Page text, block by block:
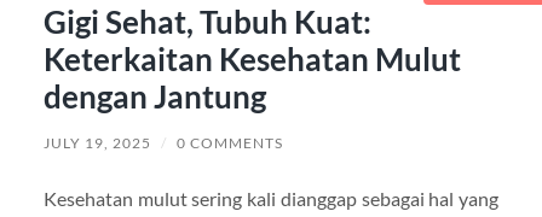
Gigi Sehat, Tubuh Kuat:
Keterkaitan Kesehatan Mulut
dengan Jantung
JULY 19, 2025 / 0 COMMENTS
Kesehatan mulut sering kali dianggap sebagai hal yang